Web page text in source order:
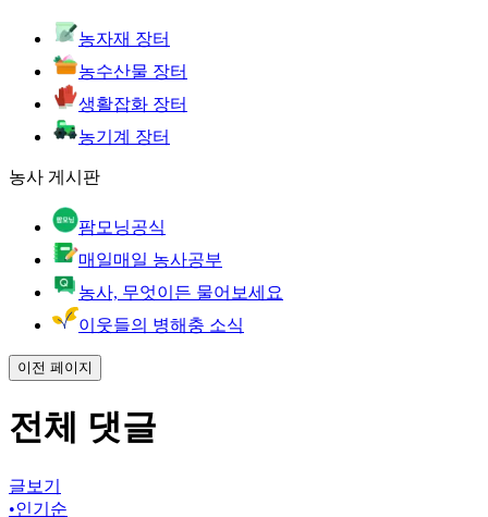
농자재 장터
농수산물 장터
생활잡화 장터
농기계 장터
농사 게시판
팜모닝공식
매일매일 농사공부
농사, 무엇이든 물어보세요
이웃들의 병해충 소식
이전 페이지
전체 댓글
글보기
•인기순